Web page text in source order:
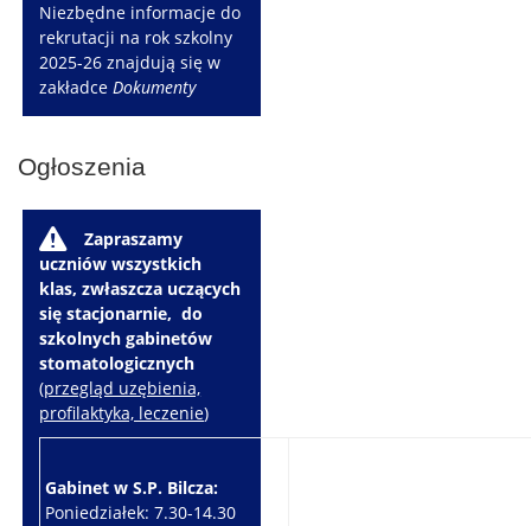
Niezbędne informacje do
rekrutacji na rok szkolny
2025-26 znajdują się w
zakładceDokumenty
Ogłoszenia
W
Zapraszamy
uczniów wszystkich
klas, zwłaszcza uczących
się stacjonarnie, do
szkolnych gabinetów
stomatologicznych
(przegląd uzębienia,
profilaktyka, leczenie)
Gabinet w S.P. Bilcza:
Poniedziałek: 7.30-14.30